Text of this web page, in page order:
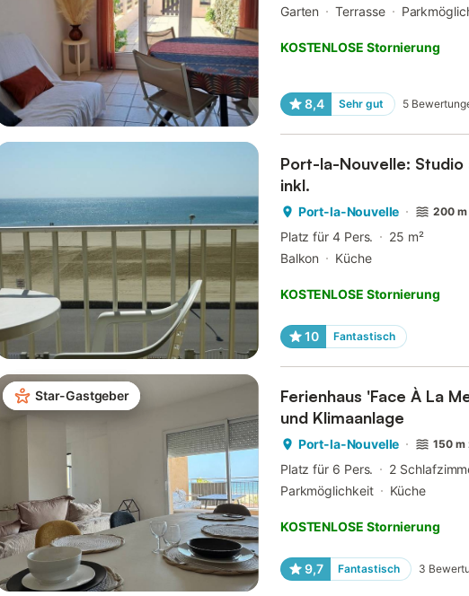
Garten
Terrasse
KOSTENLOSE Stornierung
8,4 Sehr gut 5
Port-la-Nouvelle: Studio
inkl.
Port-la-Nouvelle 200
Platz für 4 Pers.
25 m²
Balkon
Küche
KOSTENLOSE Stornierung
10 Fantastisch
Star-Gastgeber
Ferienhaus 'Face À La
und Klimaanlage
Port-la-Nouvelle 150 m
Platz für 6 Pers. 2
Parkmöglichkeit
Küche
KOSTENLOSE Stornierung
9,7 Fantastisch 3